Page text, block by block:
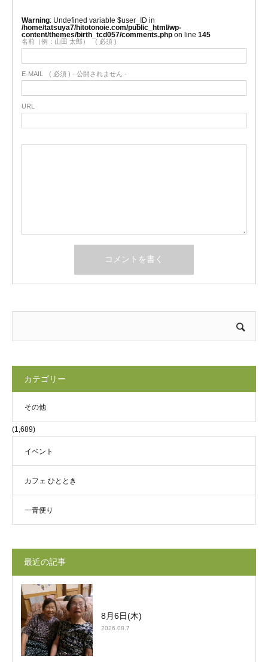
Warning : Undefined variable $user_ID in
/home/tatsuya7/hitotonoie.com/public_html/wp-
content/themes/birth_tcd057/comments.php on line 145
名前（例：山田 太郎） ( 必須 )
E-MAIL ( 必須 ) - 公開されません -
URL
カテゴリー
その他
(1,689)
イベント
カフェ ひととき
一青便り
最近の記事
8月6日(木)
2026.08.7